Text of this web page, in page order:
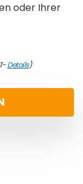
oder Ihrer
Details)